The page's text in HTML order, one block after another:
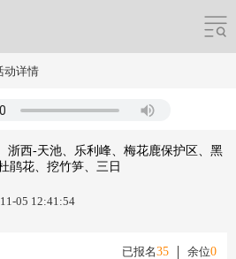
动详情
浙西-天池、乐利峰、梅花鹿保护区、黑
鹃花、挖竹笋、三日
05 12:41:54
余位0
已报名35